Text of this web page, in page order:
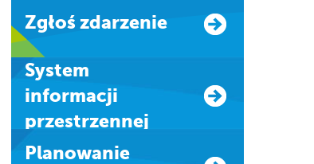
Zgłoś zdarzenie
system
informacji
przestrzennej
Planowanie